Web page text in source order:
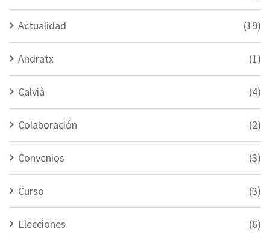
Actualidad (19)
Andratx (1)
Calvià (4)
Colaboración (2)
Convenios (3)
Curso (3)
Elecciones (6)